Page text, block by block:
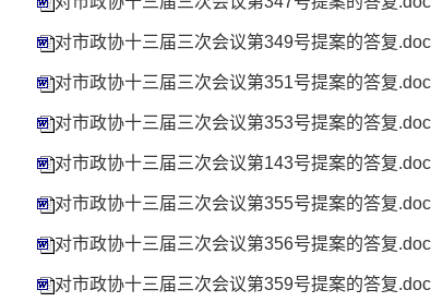
对市政协十三届三次会议第349号提案的答复.doc
对市政协十三届三次会议第351号提案的答复.doc
对市政协十三届三次会议第353号提案的答复.doc
对市政协十三届三次会议第143号提案的答复.doc
对市政协十三届三次会议第355号提案的答复.doc
对市政协十三届三次会议第356号提案的答复.doc
对市政协十三届三次会议第359号提案的答复.doc